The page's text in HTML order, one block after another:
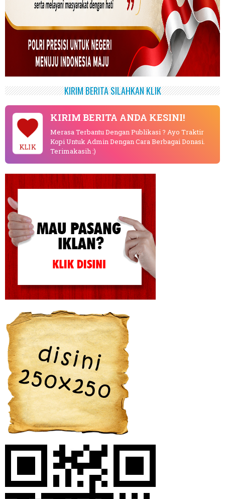
KIRIM BERITA SILAHKAN KLIK
KLIK
KIRIM BERITA ANDA KESINI!
Merasa Terbantu Dengan Publikasi ? Ayo Traktir
Kopi Untuk Admin Dengan Cara Berbagai Donasi.
Terimakasih :)